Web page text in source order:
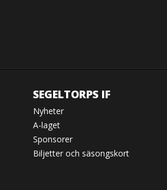
SEGELTORPS IF
Nyheter
A-laget
Sponsorer
Biljetter och säsongskort